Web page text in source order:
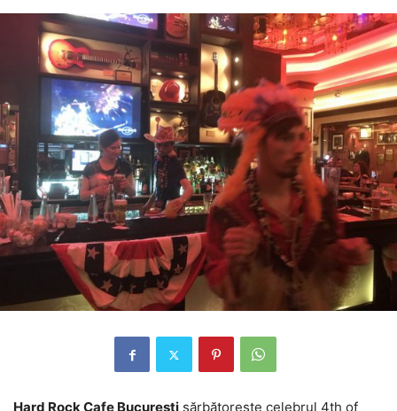
Hard Rock Cafe Bucureşti sărbătoreşte celebrul 4th of